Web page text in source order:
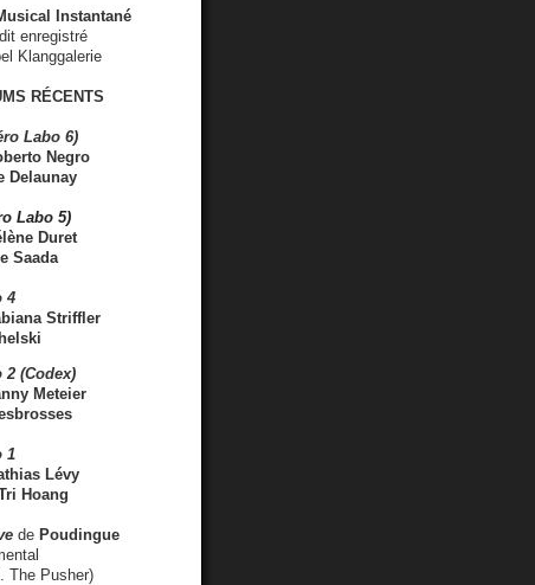
Instantané
enregistré
Klanggalerie
RÉCENTS
Labo 6)
Negro
Delaunay
Labo 5)
Duret
Saada
4
Striffler
2 (Codex)
Meteier
1
Lévy
Hoang
de Poudingue
The Pusher)